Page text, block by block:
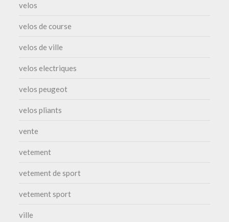
velos
velos de course
velos de ville
velos electriques
velos peugeot
velos pliants
vente
vetement
vetement de sport
vetement sport
ville